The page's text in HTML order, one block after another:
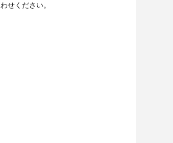
わせください。